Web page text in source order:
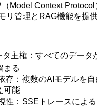
Model Context Protocol
リ管理とRAG機能を提供
タ主権：すべてのデータ
まる
存：複数のAIモデルを
可能
性：SSEトレースによる